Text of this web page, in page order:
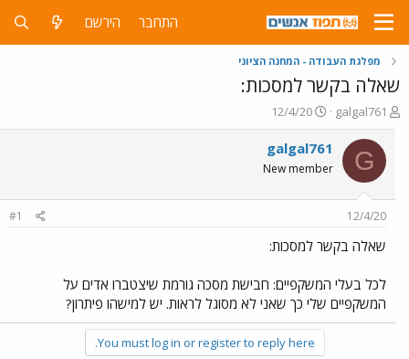
התחבר הירשם
מפלגת העבודה - המחנה הציוני
שאלה בקשר למסכות:
פ
ו
ת
ח
ה
ו
ש
א
galgal761
פ
ו
ר
ם
ר
12/4/20
G
galgal761
New member
12/4/20
#1
שאלה בקשר למסכות:
לכל בעלי המשקפיים: חבישת מסכה גורמת שיצטברו אדים על
המשקפיים שלי כך שאני לא מסוגל לראות. יש למישהו פיתרון?
You must log in or register to reply here.